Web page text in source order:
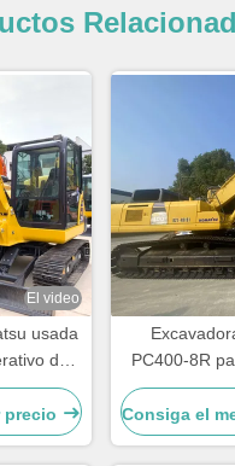
El video
usada
de
de
- 0.22 m³
de
precio
PC400-8R
gran
Consiga el